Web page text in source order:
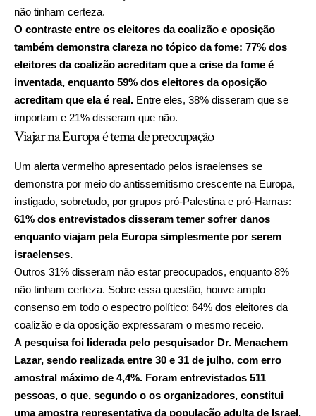
não tinham certeza.
O contraste entre os eleitores da coalizão e oposição
também demonstra clareza no tópico da fome: 77% dos
eleitores da coalizão acreditam que a crise da fome é
inventada, enquanto 59% dos eleitores da oposição
acreditam que ela é real. Entre eles, 38% disseram que se
importam e 21% disseram que não.
Viajar na Europa é tema de preocupação
Um alerta vermelho apresentado pelos israelenses se
demonstra por meio do antissemitismo crescente na Europa,
instigado, sobretudo, por grupos pró-Palestina e pró-Hamas:
61% dos entrevistados disseram temer sofrer danos
enquanto viajam pela Europa simplesmente por serem
israelenses.
Outros 31% disseram não estar preocupados, enquanto 8%
não tinham certeza. Sobre essa questão, houve amplo
consenso em todo o espectro político: 64% dos eleitores da
coalizão e da oposição expressaram o mesmo receio.
A pesquisa foi liderada pelo pesquisador Dr. Menachem
Lazar, sendo realizada entre 30 e 31 de julho, com erro
amostral máximo de 4,4%. Foram entrevistados 511
pessoas, o que, segundo o os organizadores, constitui
uma amostra representativa da população adulta de Israel,